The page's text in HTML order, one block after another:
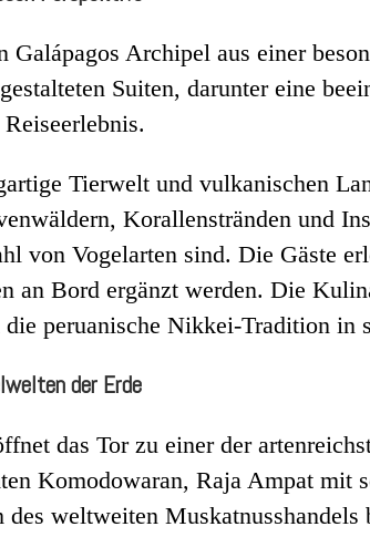
Galápagos Archipel aus einer
Suiten, darunter eine
Tierwelt und vulkanischen
Korallenstränden und
von Vogelarten sind. Die Gäste
an Bord ergänzt werden. Die
peruanische Nikkei-Tradition in
der Erde
das Tor zu einer der
Komodowaran, Raja Ampat mit
weltweiten Muskatnusshandels